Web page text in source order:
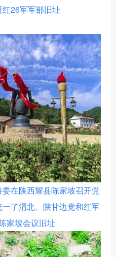
红26军军部旧址
在陕西耀县陈家坡召开党
了渭北、陕甘边党和红军
家坡会议旧址